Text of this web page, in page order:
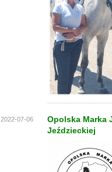
2022-07-06
Opolska Marka
Jeździeckiej